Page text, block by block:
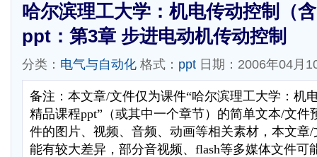
哈尔滨理工大学：机电传动控制（
ppt：第3章 步进电动机传动控制
分类： 电气与自动化 格式： ppt 日期：2006年04月
备注：本文章/文件仅为课件“哈尔滨理工大学：机
精品课程ppt”（或其中一个章节）的简单文本/文件
件的图片、视频、音频、动画等相关素材，本文章
能有较大差异，部分音视频、flash等多媒体文件可